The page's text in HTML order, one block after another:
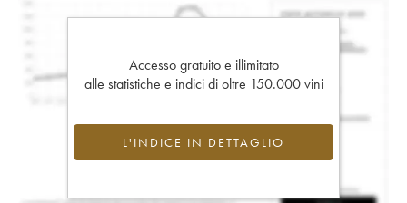
Accesso gratuito e illimitato
alle statistiche e indici di oltre 150.000 vini
L'INDICE IN DETTAGLIO